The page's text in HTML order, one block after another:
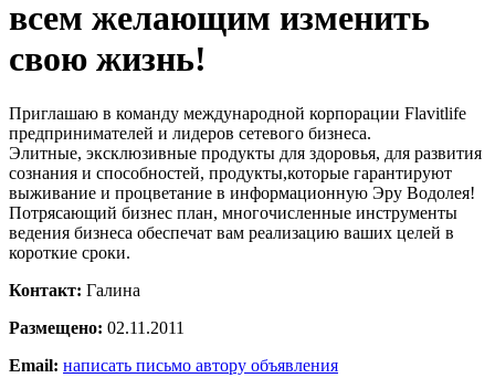
всем желающим изменить
свою жизнь!
Приглашаю в команду международной корпорации Flavitlife
предпринимателей и лидеров сетевого бизнеса.
Элитные, эксклюзивные продукты для здоровья, для развития
сознания и способностей, продукты,которые гарантируют
выживание и процветание в информационную Эру Водолея!
Потрясающий бизнес план, многочисленные инструменты
ведения бизнеса обеспечат вам реализацию ваших целей в
короткие сроки.
Контакт: Галина
Размещено: 02.11.2011
Email: написать письмо автору объявления